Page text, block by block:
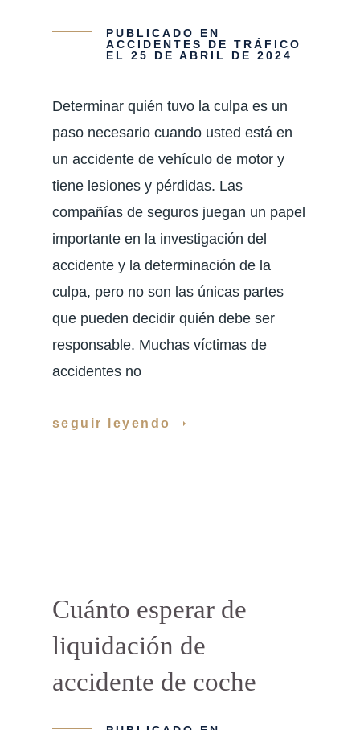
PUBLICADO EN
ACCIDENTES DE TRÁFICO
EL 25 DE ABRIL DE 2024
Determinar quién tuvo la culpa es un
paso necesario cuando usted está en
un accidente de vehículo de motor y
tiene lesiones y pérdidas. Las
compañías de seguros juegan un papel
importante en la investigación del
accidente y la determinación de la
culpa, pero no son las únicas partes
que pueden decidir quién debe ser
responsable. Muchas víctimas de
accidentes no
seguir leyendo
Cuánto esperar de
liquidación de
accidente de coche